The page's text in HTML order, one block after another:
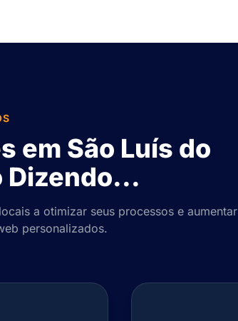
em São Luís do
Dizendo...
a otimizar seus processos e aumentar
personalizados.